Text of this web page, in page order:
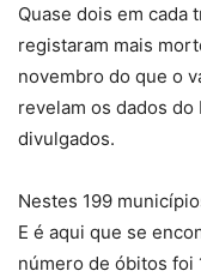
Quase dois em cada
registaram mais
novembro do que o
revelam os dados
divulgados.
Nestes 199
E é aqui que se
número de óbitos foi